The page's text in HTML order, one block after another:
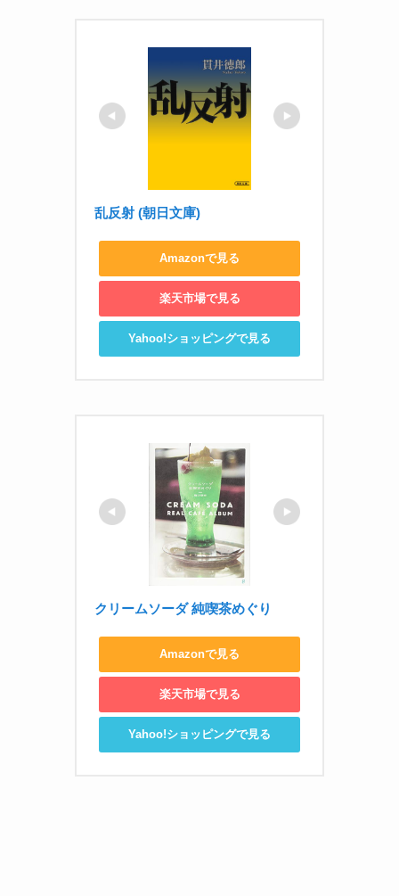
乱反射 (朝日文庫)
Amazonで見る
楽天市場で見る
Yahoo!ショッピングで見る
クリームソーダ 純喫茶めぐり
Amazonで見る
楽天市場で見る
Yahoo!ショッピングで見る